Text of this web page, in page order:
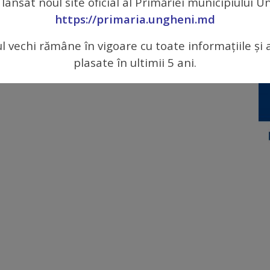
https://primaria.ungheni.md
vechi rămâne în vigoare cu toate informațiile și
plasate în ultimii 5 ani.